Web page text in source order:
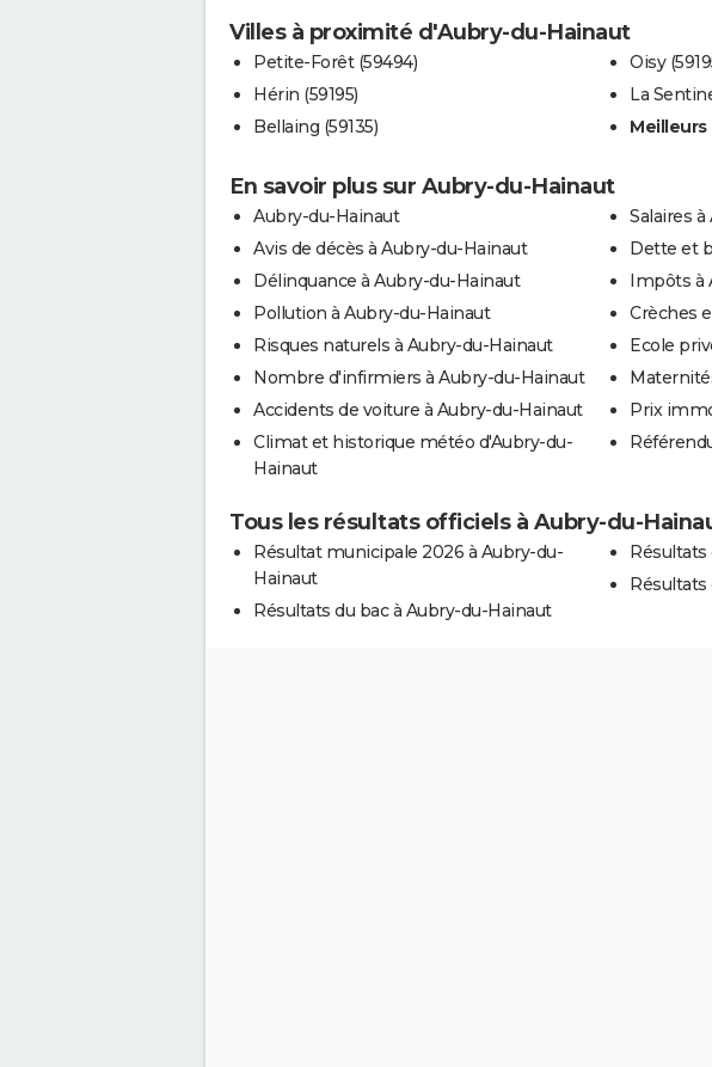
Villes à proximité d'Aubry-du-Hainaut
Petite-Forêt (59494)
Hérin (59195)
Bellaing (59135)
Oisy
La
Meilleurs
En savoir plus sur Aubry-du-Hainaut
Aubry-du-Hainaut
Avis de décès à Aubry-du-Hainaut
Délinquance à Aubry-du-Hainaut
Pollution à Aubry-du-Hainaut
Risques naturels à Aubry-du-Hainaut
Nombre d'infirmiers à Aubry-du-Hainaut
Accidents de voiture à Aubry-du-Hainaut
Climat et historique météo d'Aubry-du-
Hainaut
Salaires
Dette et
Impôts à
Crèches
Ecole
Prix
Tous les résultats officiels à Aubry-du-
Résultat municipale 2026 à Aubry-du-
Hainaut
Résultats du bac à Aubry-du-Hainaut
Résultats